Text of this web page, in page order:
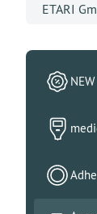
ETARI